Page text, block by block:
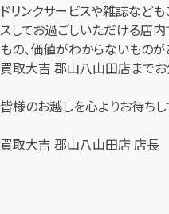
ドリンクサービスや雑誌なども
スしてお過ごしいただける店
もの、価値がわからないもの
買取大吉 郡山八山田店まで
皆様のお越しを心よりお待ちし
買取大吉 郡山八山田店 店長